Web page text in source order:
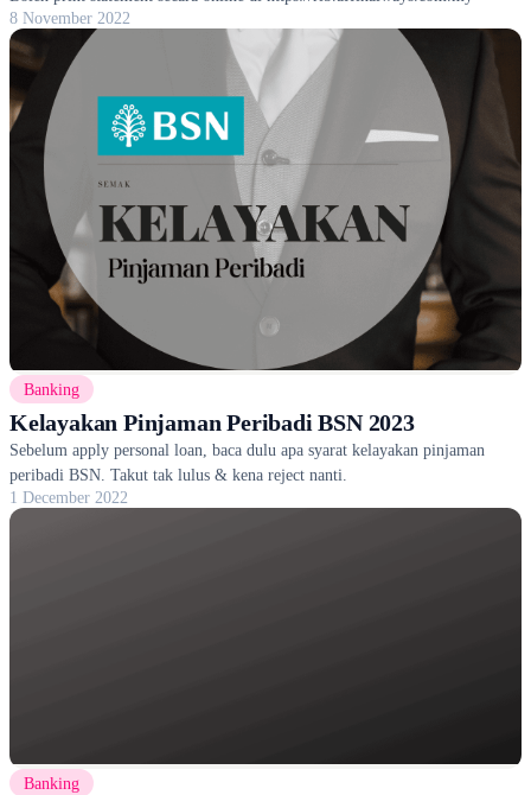
8 November 2022
Banking
Kelayakan Pinjaman Peribadi BSN 2023
Sebelum apply personal loan, baca dulu apa syarat kelayakan pinjaman
peribadi BSN. Takut tak lulus & kena reject nanti.
1 December 2022
Banking